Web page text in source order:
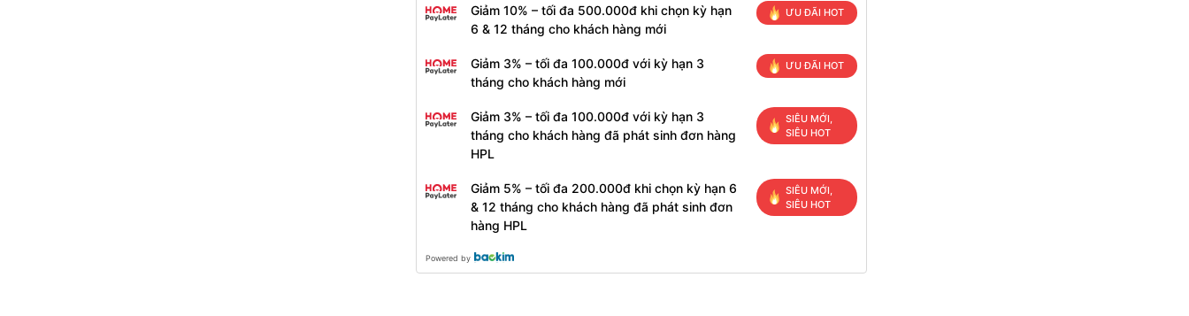
Giảm 10% – tối đa 500.000đ khi chọn kỳ hạn
6 & 12 tháng cho khách hàng mới
ƯU ĐÃI HOT
Giảm 3% – tối đa 100.000đ với kỳ hạn 3
tháng cho khách hàng mới
ƯU ĐÃI HOT
Giảm 3% – tối đa 100.000đ với kỳ hạn 3
tháng cho khách hàng đã phát sinh đơn hàng
HPL
SIÊU MỚI,
SIÊU HOT
Giảm 5% – tối đa 200.000đ khi chọn kỳ hạn 6
& 12 tháng cho khách hàng đã phát sinh đơn
hàng HPL
SIÊU MỚI,
SIÊU HOT
Powered by